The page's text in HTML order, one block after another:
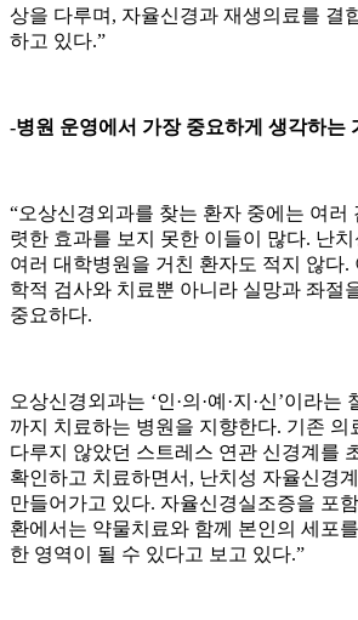
상을 다루며, 자율신경과 재생의료를 결
하고 있다.”
-병원 운영에서 가장 중요하게 생각하는
“오상신경외과를 찾는 환자 중에는 여러
렷한 효과를 보지 못한 이들이 많다. 난
여러 대학병원을 거친 환자도 적지 않다.
학적 검사와 치료뿐 아니라 실망과 좌절
중요하다.
오상신경외과는 ‘인·의·예·지·신’이라
까지 치료하는 병원을 지향한다. 기존 의
다루지 않았던 스트레스 연관 신경계를
확인하고 치료하면서, 난치성 자율신경
만들어가고 있다. 자율신경실조증을 포
환에서는 약물치료와 함께 본인의 세포
한 영역이 될 수 있다고 보고 있다.”